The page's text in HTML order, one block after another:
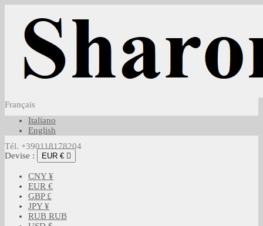
Français
Italiano
English
Tél. +390118178204
Devise :
EUR € 
CNY ¥
EUR €
GBP £
JPY ¥
RUB RUB